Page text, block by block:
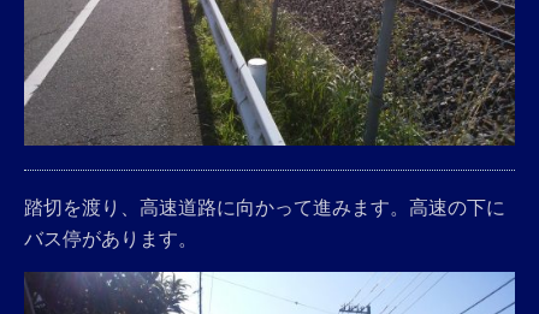
踏切を渡り、高速道路に向かって進みます。高速の下に
バス停があります。